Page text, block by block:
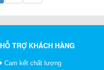
HỖ TRỢ KHÁCH HÀNG
Cam kết chất lượng